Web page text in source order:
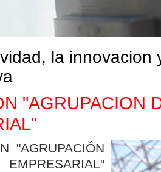
la innovacion
"AGRUPACION
"AGRUPACIÓN